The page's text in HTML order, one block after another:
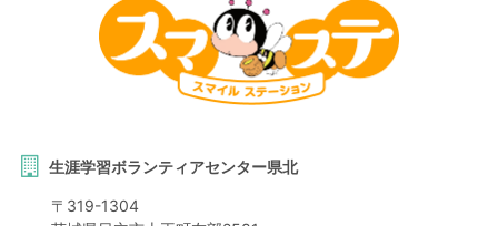
生涯学習ボランティアセンター県北
〒 319-1304